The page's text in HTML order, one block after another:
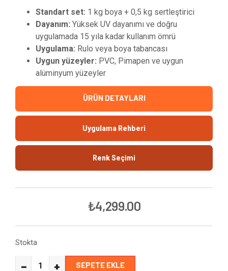
Standart set: 1 kg boya + 0,5 kg sertleştirici
Dayanım: Yüksek UV dayanımı ve doğru
uygulamada 15 yıla kadar kullanım ömrü
Uygulama: Rulo veya boya tabancası
Uygun yüzeyler: PVC, Pimapen ve uygun
alüminyum yüzeyler
ÜRÜN DETAYLARI
Uygulama Rehberi
Renk Seçimi
₺4,299.00
Stokta
− + SEPETE EKLE